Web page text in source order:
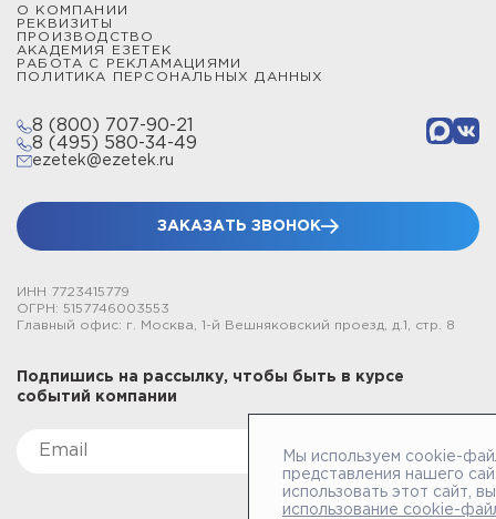
О КОМПАНИИ
РЕКВИЗИТЫ
ПРОИЗВОДСТВО
АКАДЕМИЯ ЕЗЕТЕК
РАБОТА С РЕКЛАМАЦИЯМИ
ПОЛИТИКА ПЕРСОНАЛЬНЫХ ДАННЫХ
8 (800) 707-90-21
8 (495) 580-34-49
ezetek@ezetek.ru
ЗАКАЗАТЬ ЗВОНОК
ИНН 7723415779
ОГРН: 5157746003553
Главный офис: г. Москва, 1-й Вешняковский проезд, д.1, стр. 8
Подпишись на рассылку, чтобы быть в курсе
событий компании
Мы используем cookie-
представления нашего
использовать этот сайт,
использование cookie-